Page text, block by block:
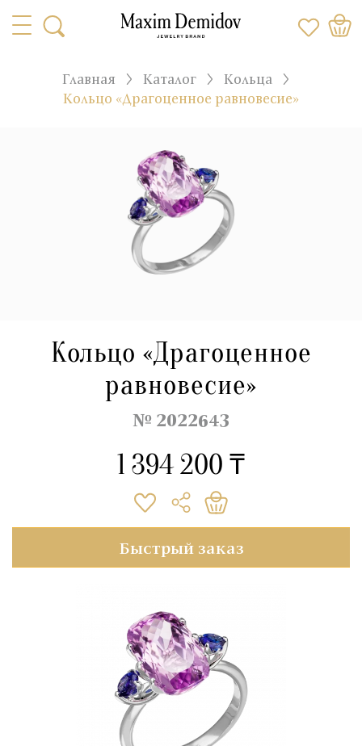
Главная Каталог
Кольца
Кольцо «Драгоценное равновесие»
Кольцо «Драгоценное
равновесие»
№ 2022643
1 394 200 ₸
Быстрый заказ